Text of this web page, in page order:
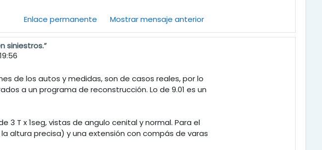
Enlace permanente Mostrar mensaje anterior
siniestros.”
de los autos y medidas, son de casos reales, por lo
a un programa de reconstrucción. Lo de 9.01 es un
T x 1seg, vistas de angulo cenital y normal. Para el
altura precisa) y una extensión con compás de varas